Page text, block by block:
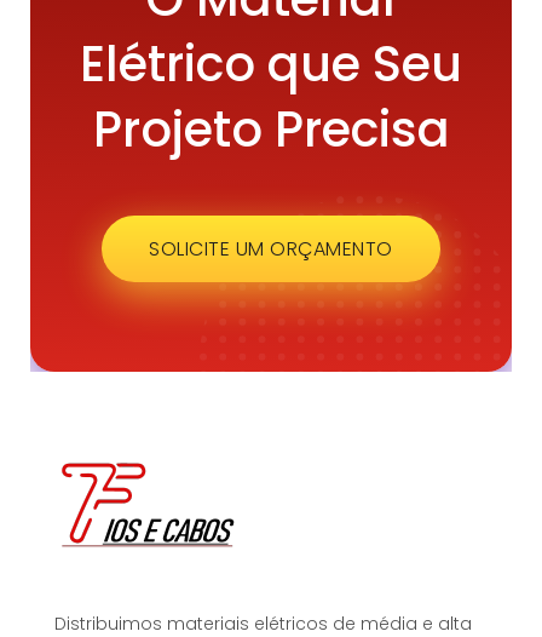
Elétrico que Seu
Projeto Precisa
SOLICITE UM ORÇAMENTO
Distribuimos materiais elétricos de média e alta